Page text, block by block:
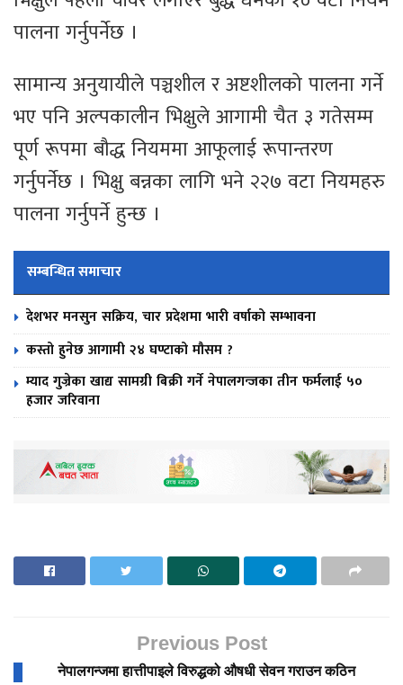
पालना गर्नुपर्नेछ ।
सामान्य अनुयायीले पञ्चशील र अष्टशीलको पालना गर्ने
भए पनि अल्पकालीन भिक्षुले आगामी चैत ३ गतेसम्म
पूर्ण रूपमा बौद्ध नियममा आफूलाई रूपान्तरण
गर्नुपर्नेछ । भिक्षु बन्नका लागि भने २२७ वटा नियमहरु
पालना गर्नुपर्ने हुन्छ ।
सम्बन्धित समाचार
देशभर मनसुन सक्रिय, चार प्रदेशमा भारी वर्षाको सम्भावना
कस्तो हुनेछ आगामी २४ घण्टाको मौसम ?
म्याद गुज्रेका खाद्य सामग्री बिक्री गर्ने नेपालगन्जका तीन फर्मलाई ५०
हजार जरिवाना
Previous Post
नेपालगन्जमा हात्तीपाइले विरुद्धको औषधी सेवन गराउन कठिन